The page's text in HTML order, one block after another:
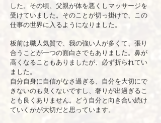
した。その頃、父親が体を悪くしマッサージを
受けていました。​そのことが切っ掛けで、この
仕事の世界に入るようになりました。
板前は職人気質で、我の強い人が多くて、張り
合うことが一つの面白さでもありました。​鼻が
高くなることもありましたが、必ず折られてい
ました。
​自分自身に自信がなさ過ぎる、自分を大切にで
きないのも良くないですし、奢りが出過ぎるこ
とも良くありません。どう自分と向き合い続け
ていくかが大切だと思っています。